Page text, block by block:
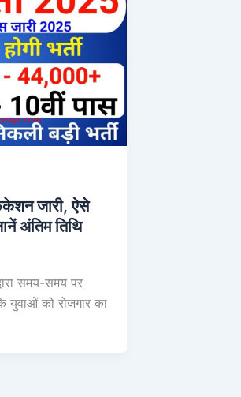
जारी, ऐसे
अंतिम तिथि
समय-समय पर
युवाओं को रोजगार का